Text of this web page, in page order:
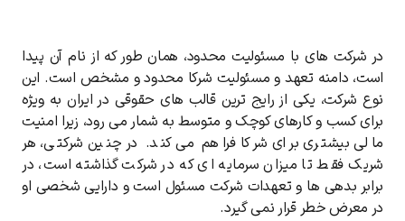
در شرکت ‌های با مسئولیت محدود، همان ‌طور که از نام آن پیدا
است، دامنه تعهد و مسئولیت شرکا محدود و مشخص است. این
نوع شرکت، یکی از رایج ‌ترین قالب‌ های حقوقی در ایران به ‌ویژه
برای کسب ‌و کارهای کوچک و متوسط به شمار می ‌رود، زیرا امنیت
مالی بیشتری برای شرکا فراهم می ‌کند. در چنین شرکتی، هر
شریک فقط تا میزان سرمایه ‌ای که در شرکت گذاشته است، در
برابر بدهی ‌ها و تعهدات شرکت مسئول است و دارایی شخصی او
در معرض خطر قرار نمی ‌گیرد.